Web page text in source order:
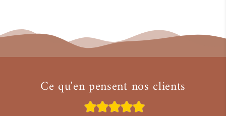
Ce qu'en pensent nos clients